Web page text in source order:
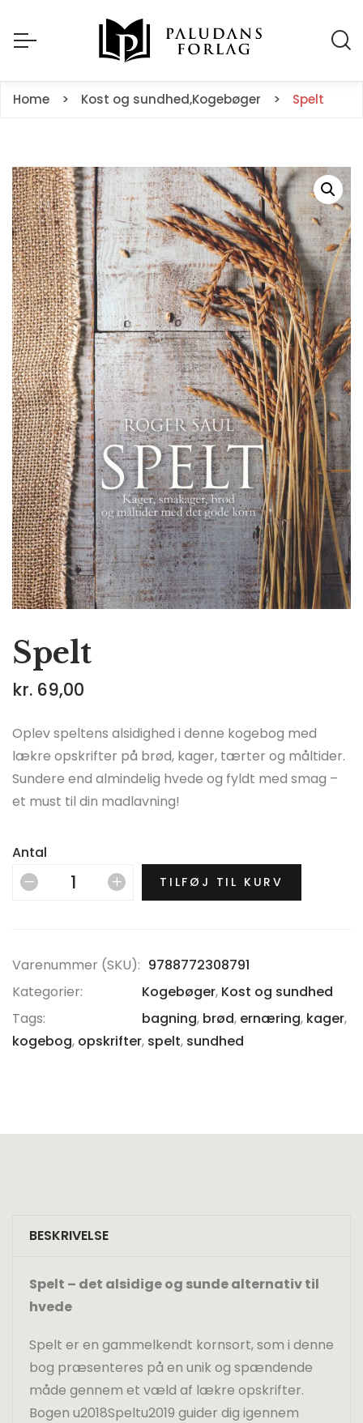
Home Kost og sundhed,Kogebøger Spelt
Spelt
kr. 69,00
Oplev speltens alsidighed i denne kogebog med
lækre opskrifter på brød, kager, tærter og måltider.
Sundere end almindelig hvede og fyldt med smag –
et must til din madlavning!
Antal
TILFØJ TIL KURV
Varenummer (SKU): 9788772308791
Kategorier:
Kogebøger, Kost og sundhed
Tags:
bagning, brød, ernæring, kager,
kogebog, opskrifter, spelt, sundhed
BESKRIVELSE
Spelt – det alsidige og sunde alternativ til
hvede
Spelt er en gammelkendt kornsort, som i denne
bog præsenteres på en unik og spændende
måde gennem et væld af lækre opskrifter.
Bogen u2018Speltu2019 guider dig igennem